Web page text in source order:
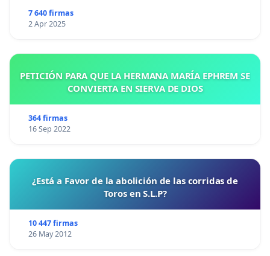
7 640 firmas
2 Apr 2025
PETICIÓN PARA QUE LA HERMANA MARÍA EPHREM SE
CONVIERTA EN SIERVA DE DIOS
364 firmas
16 Sep 2022
¿Está a Favor de la abolición de las corridas de
Toros en S.L.P?
10 447 firmas
26 May 2012